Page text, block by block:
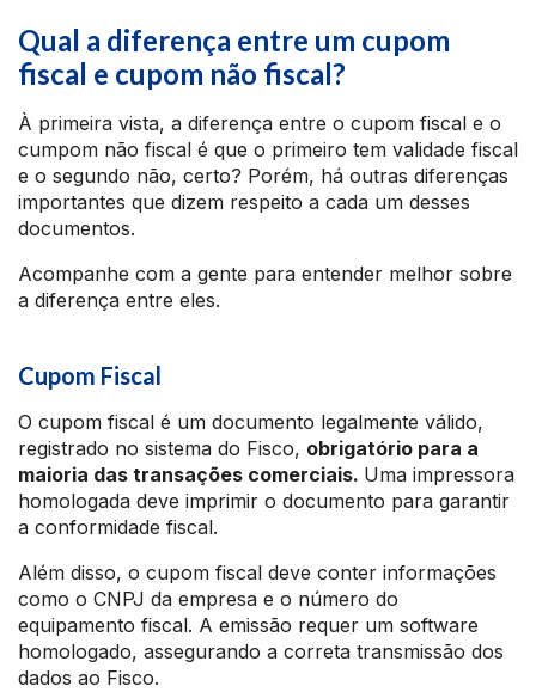
Qual a diferença entre um cupom
fiscal e cupom não fiscal?
À primeira vista, a diferença entre o cupom fiscal e o
cumpom não fiscal é que o primeiro tem validade fiscal
e o segundo não, certo? Porém, há outras diferenças
importantes que dizem respeito a cada um desses
documentos.
Acompanhe com a gente para entender melhor sobre
a diferença entre eles.
Cupom Fiscal
O cupom fiscal é um documento legalmente válido,
registrado no sistema do Fisco, obrigatório para a
maioria das transações comerciais. Uma impressora
homologada deve imprimir o documento para garantir
a conformidade fiscal.
Além disso, o cupom fiscal deve conter informações
como o CNPJ da empresa e o número do
equipamento fiscal. A emissão requer um software
homologado, assegurando a correta transmissão dos
dados ao Fisco.